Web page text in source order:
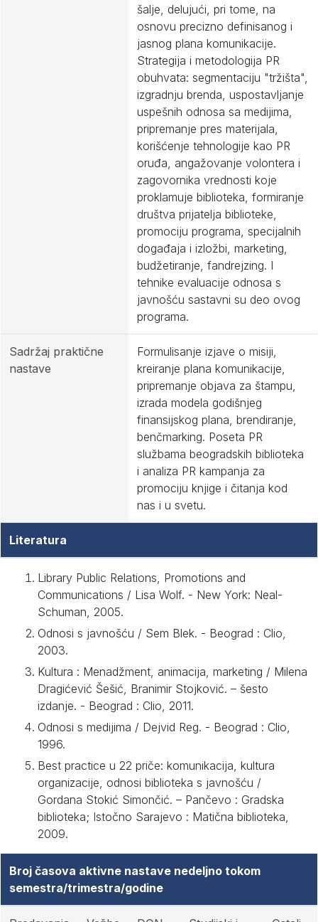
šalje, delujući, pri tome, na
osnovu precizno definisanog i
jasnog plana komunikacije.
Strategija i metodologija PR
obuhvata: segmentaciju "tržišta",
izgradnju brenda, uspostavljanje
uspešnih odnosa sa medijima,
pripremanje pres materijala,
korišćenje tehnologije kao PR
oruđa, angažovanje volontera i
zagovornika vrednosti koje
proklamuje biblioteka, formiranje
društva prijatelja biblioteke,
promociju programa, specijalnih
događaja i izložbi, marketing,
budžetiranje, fandrejzing. I
tehnike evaluacije odnosa s
javnošću sastavni su deo ovog
programa.
Sadržaj praktične
nastave
Formulisanje izjave o misiji,
kreiranje plana komunikacije,
pripremanje objava za štampu,
izrada modela godišnjeg
finansijskog plana, brendiranje,
benčmarking. Poseta PR
službama beogradskih biblioteka
i analiza PR kampanja za
promociju knjige i čitanja kod
nas i u svetu.
Literatura
Library Public Relations, Promotions and
Communications / Lisa Wolf. - New York: Neal-
Schuman, 2005.
Odnosi s javnošću / Sem Blek. - Beograd : Clio,
2003.
Kultura : Menadžment, animacija, marketing / Milena
Dragićević Šešić, Branimir Stojković. – šesto
izdanje. - Beograd : Clio, 2011.
Odnosi s medijima / Dejvid Reg. - Beograd : Clio,
1996.
Best practice u 22 priče: komunikacija, kultura
organizacije, odnosi biblioteka s javnošću /
Gordana Stokić Simončić. – Pančevo : Gradska
biblioteka; Istočno Sarajevo : Matična biblioteka,
2009.
Broj časova aktivne nastave nedeljno tokom
semestra/trimestra/godine